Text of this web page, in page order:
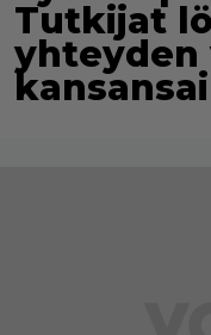
Tutkijat
yhteyden